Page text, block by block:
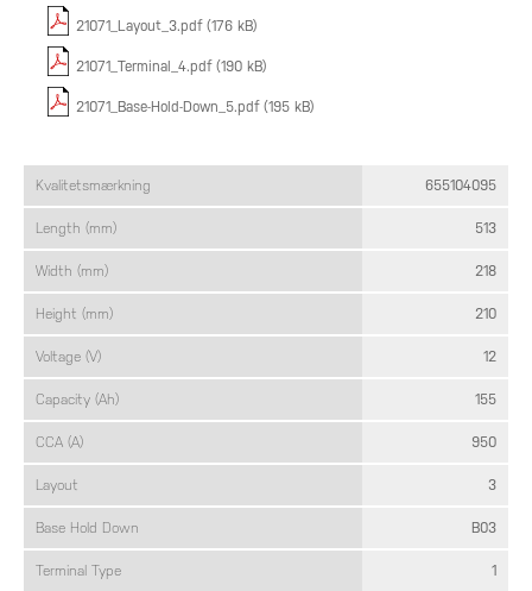
21071_Layout_3.pdf (176 kB)
21071_Terminal_4.pdf (190 kB)
21071_Base-Hold-Down_5.pdf (195 kB)
Kvalitetsmærkning 655104095
Length (mm) 513
Width (mm) 218
Height (mm) 210
Voltage (V) 12
Capacity (Ah) 155
CCA (A) 950
Layout 3
Base Hold Down B03
Terminal Type 1